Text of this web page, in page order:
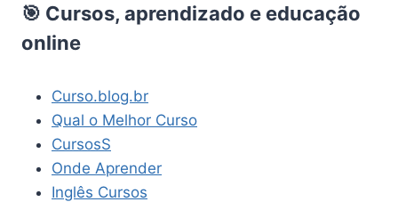
🎯 Cursos, aprendizado e educação
online
Curso.blog.br
Qual o Melhor Curso
CursosS
Onde Aprender
Inglês Cursos